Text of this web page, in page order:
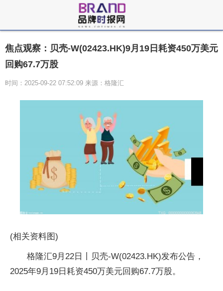
焦点观察：贝壳-W(02423.HK)9月19日耗资450万美元
回购67.7万股
时间：2025-09-22 07:52:09 来源：格隆汇
(相关资料图)
格隆汇9月22日丨贝壳-W(02423.HK)发布公告，
2025年9月19日耗资450万美元回购67.7万股。